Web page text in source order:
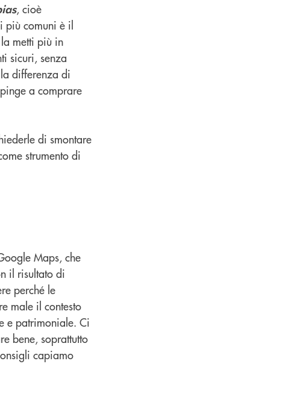
, cioè
più comuni è il
metti più in
sicuri, senza
differenza di
a comprare
di smontare
strumento di
Maps, che
il risultato di
perché le
male il contesto
e patrimoniale. Ci
bene, soprattutto
capiamo